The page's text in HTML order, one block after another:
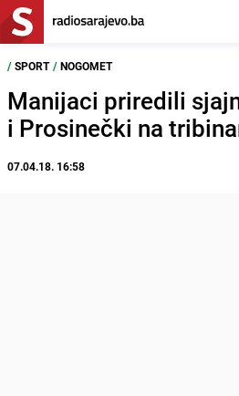
/ SPORT / NOGOMET
Manijaci priredili
i Prosinečki na
07.04.18. 16:58